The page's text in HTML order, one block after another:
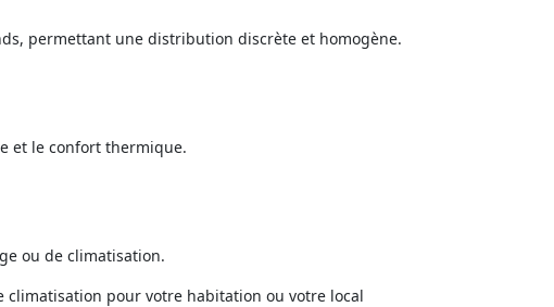
permettant une distribution discrète et homogène.
et le confort thermique.
ou de climatisation.
climatisation pour votre habitation ou votre local